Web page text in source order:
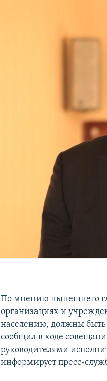
По мнению нынешнего
организациях и
населению, должны
сообщил в ходе
руководителями
информирует пресс-